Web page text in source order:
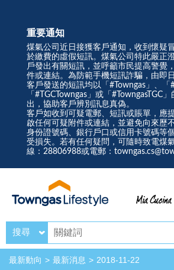
重要通知
煤氣公司近日接獲客戶通知，收到懷疑
於繳費的虛假短訊。煤氣公司特此嚴正
戶發出有關短訊，並呼籲市民提高警覺
件或連結。為防範手機短訊詐騙，由即
客戶發送的短訊均以「#Towngas」、「
「#TGCTowngas」或「#TowngasTGC
出，協助客戶辨別訊息真偽。
客戶如收到可疑電郵、短訊或賬單，應
啟任何可疑附件或連結，並避免向來歷
身份證號碼、銀行戶口或信用卡號碼等
受損失。若有任何疑問，可隨時致電煤
線：28806988或電郵：
搜尋
最新動向 最新消息 2018-11-22